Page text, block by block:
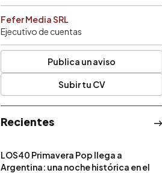
Fefer Media SRL
Ejecutivo de cuentas
Publica un aviso
Subir tu CV
Recientes
LOS40 Primavera Pop llega a
Argentina: una noche histórica en el